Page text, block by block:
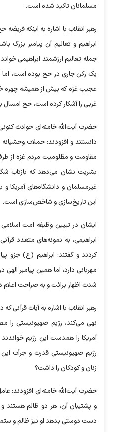
مسلمانان تاکید شده است.
رهبر انقلاب با اشاره به اینکه
ابراهیم و تعالیم آن پیامبر بزرگ
جمله تعالیم ارزشمند ابراهیمی
یک رکن جاری در حج بوده است، اما
عجیب غزه که بیش از همیشه چهره
غربی را آشکار کرده است، حج
حضرت آیت‌الله خامنه‌ای حوادث
دانستند و افزودند: حملات
مقاومت و مظلومیت مردم غزه از
بشریت نشان می‌دهد که بازتاب
غیرمسلمان و دانشگاه‌های آمریکا
این تاریخ‌سازی و شاخص‌سازی است.
ایشان در تبیین وظیفه امت
ابراهیمی، به نمونه‌های متعدد
کردند و گفتند: ابراهیم (ع) جزو
مهربانی دارد، اما همین پیامبر
شدت اظهار برائت و به صراحت
رهبر انقلاب با اشاره به آیات قرآنی
نهی می‌کند، رژیم صهیونیستی را
آمریکا را همدست این رژیم خواندند
رژیم صهیونیستی قدرت و جرأت این
زنان و کودکان را داشت؟
حضرت آیت‌الله خامنه‌ای افزودند:
و پشتیبان آن، هر دو ظالم هستند
دست دوستی بدهد او نیز ظالم و